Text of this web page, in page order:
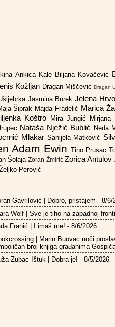
Ankica Kale Biljana Kovačević
Kožljan Dragan MiščevićDragan
Jasmina BurekJelena
Šiprak Majda Fradelić Marica
Koštro Mira Jungić Mirjana
Nataša Nježić Bublić Neda
Mlakar Sanijela Matković
Adam Ewin Tino Prusac
ŠolajaZoran ŽmirićZorica Antulov
Perović
Gavrilović | Dobro, pristajem - 8/6/
Wolf | Sve je tiho na zapadnoj fronti
Franić | I imaš me! - 8/6/2026
| Marin Buovac uoči
broj knjiga građanima
Zubac-Ištuk | Dobra je! - 8/5/2026